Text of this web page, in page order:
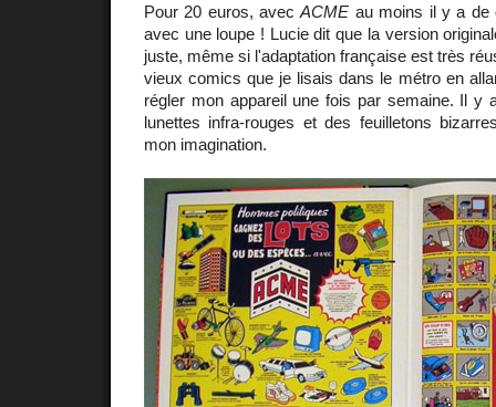
Pour 20 euros, avecACME au moins il y a de
avec une loupe ! Lucie dit que la version
juste, même si l'adaptation française est très
vieux comics que je lisais dans le métro en
régler mon appareil une fois par semaine. Il y
lunettes infra-rouges et des feuilletons
mon imagination.